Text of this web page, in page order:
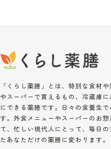
「くらし薬膳」とは、特別な食材
やスーパーで買えるもの、冷蔵庫
にできる薬膳です。日々の食養生
す。外食メニューやスーパーのお
て、忙しい現代人にとって、毎日
たあなただけの薬膳に変わります。